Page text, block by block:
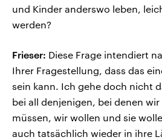
und Kinder anderswo leben,
werden?
Frieser: Diese Frage intendiert
Ihrer Fragestellung, dass das
sein kann. Ich gehe doch nicht
bei all denjenigen, bei denen
müssen, wir wollen und sie
auch tatsächlich wieder in ihre